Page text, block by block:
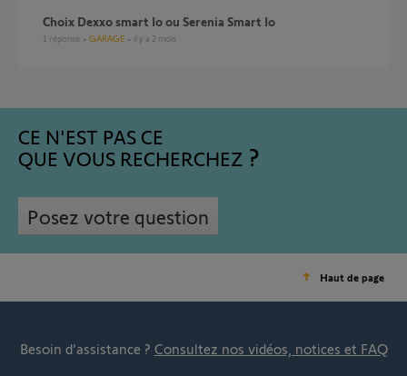
Choix Dexxo smart Io ou Serenia Smart Io
1 réponse GARAGE il y a 2 mois
CE N'EST PAS CE
QUE VOUS RECHERCHEZ
Posez votre question
Haut de page
Besoin d’assistance ? Consultez nos vidéos, notices et FAQ